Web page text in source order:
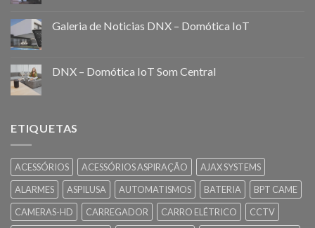
Galeria de Noticias DNX – Domótica IoT
DNX – Domótica IoT Som Central
ETIQUETAS
ACESSÓRIOS ACESSÓRIOS ASPIRAÇÃO
AJAX SYSTEMS
ALARMES
ASPILUSA AUTOMATISMOS BATERIA
BPT CAME
CAMERAS-HD
CARREGADOR CARRO ELÉTRICO
CCTV